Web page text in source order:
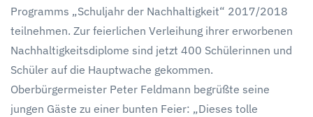
Programms „Schuljahr der Nachhaltigkeit“ 2017/2018
teilnehmen. Zur feierlichen Verleihung ihrer erworbenen
Nachhaltigkeitsdiplome sind jetzt 400 Schülerinnen und
Schüler auf die Hauptwache gekommen.
Oberbürgermeister Peter Feldmann begrüßte seine
jungen Gäste zu einer bunten Feier: „Dieses tolle